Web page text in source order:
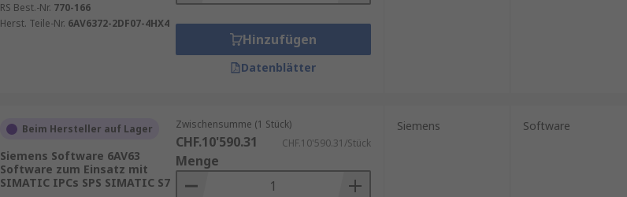
RS Best.-Nr. 770-166
Herst. Teile-Nr. 6AV6372-2DF07-4HX4
Hinzufügen
Datenblätter
Beim Hersteller auf Lager
Siemens Software 6AV63
Software zum Einsatz mit
SIMATIC IPCs SPS SIMATIC S7
Zwischensumme (1 Stück)
CHF.10'590.31 CHF.10'590.31/Stück
Menge
Siemens Software